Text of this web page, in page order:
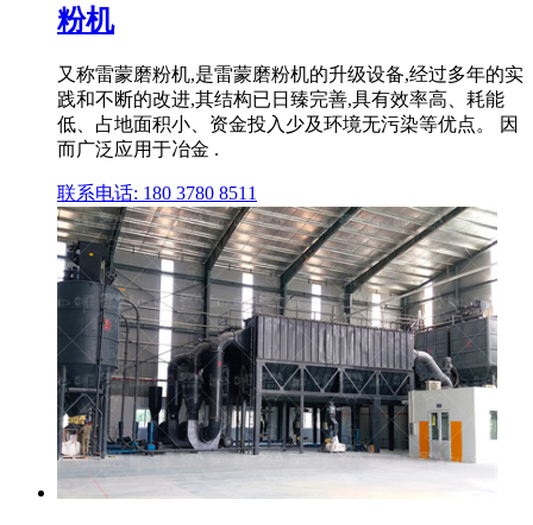
粉机
又称雷蒙磨粉机,是雷蒙磨粉机的升级设备,经过多年的实
践和不断的改进,其结构已日臻完善,具有效率高、耗能
低、占地面积小、资金投入少及环境无污染等优点。 因
而广泛应用于冶金 .
联系电话: 180 3780 8511